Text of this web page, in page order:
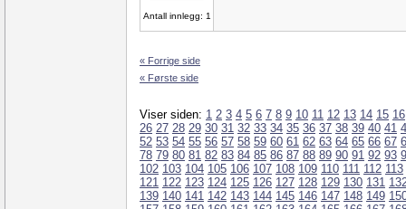
Antall innlegg: 1
« Forrige side
« Første side
Viser siden: 1 2 3 4 5 6 7 8 9 10 11 12 13 14 15 16
26 27 28 29 30 31 32 33 34 35 36 37 38 39 40 41
52 53 54 55 56 57 58 59 60 61 62 63 64 65 66 67
78 79 80 81 82 83 84 85 86 87 88 89 90 91 92 93
102 103 104 105 106 107 108 109 110 111 112 113
121 122 123 124 125 126 127 128 129 130 131
139 140 141 142 143 144 145 146 147 148 149